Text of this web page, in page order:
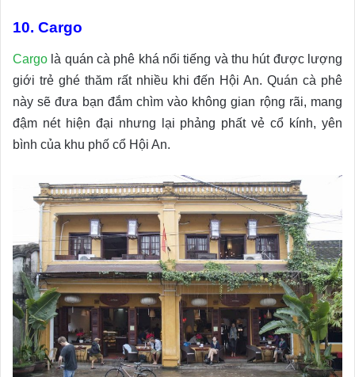
10. Cargo
Cargo là quán cà phê khá nổi tiếng và thu hút được lượng
giới trẻ ghé thăm rất nhiều khi đến Hội An. Quán cà phê
này sẽ đưa bạn đắm chìm vào không gian rộng rãi, mang
đậm nét hiện đại nhưng lại phảng phất vẻ cổ kính, yên
bình của khu phố cổ Hội An.